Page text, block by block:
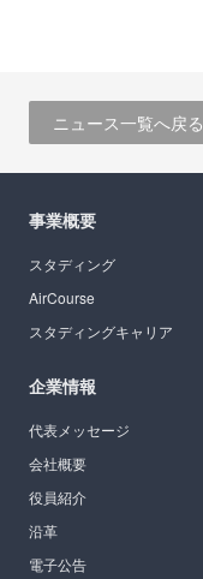
ニュース一覧へ戻る
事業概要
スタディング
AirCourse
スタディングキャリア
企業情報
代表メッセージ
会社概要
役員紹介
沿革
電子公告